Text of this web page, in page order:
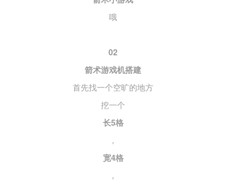
哦
02
箭术游戏机搭建
首先找一个空旷的地方
挖一个
长5格
，
宽4格
，